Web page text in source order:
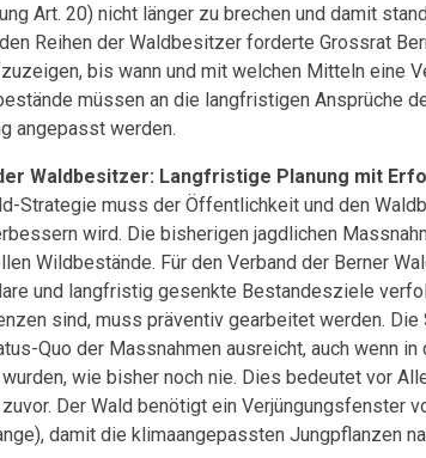
Art. 20) nicht länger zu brechen und damit
Reihen der Waldbesitzer forderte Grossrat
bis wann und mit welchen Mitteln eine
müssen an die langfristigen Ansprüche
angepasst werden.
Waldbesitzer: Langfristige Planung mit
Strategie muss der Öffentlichkeit und den
wird. Die bisherigen jagdlichen
Wildbestände. Für den Verband der Berner
und langfristig gesenkte Bestandesziele
sind, muss präventiv gearbeitet werden.
Quo der Massnahmen ausreicht, auch wenn
wie bisher noch nie. Dies bedeutet vor
Der Wald benötigt ein Verjüngungsfenster
damit die klimaangepassten Jungpflanzen